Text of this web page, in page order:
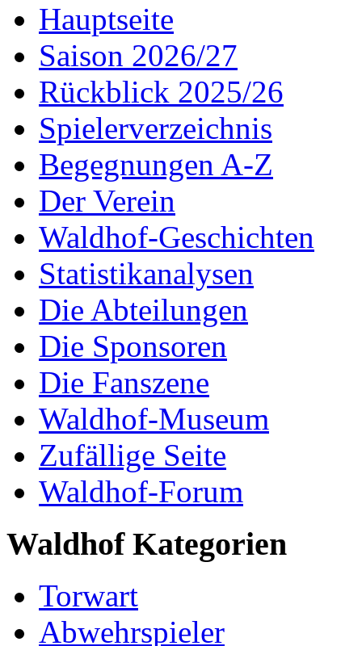
Hauptseite
Saison 2026/27
Rückblick 2025/26
Spielerverzeichnis
Begegnungen A-Z
Der Verein
Waldhof-Geschichten
Statistikanalysen
Die Abteilungen
Die Sponsoren
Die Fanszene
Waldhof-Museum
Zufällige Seite
Waldhof-Forum
Waldhof Kategorien
Torwart
Abwehrspieler